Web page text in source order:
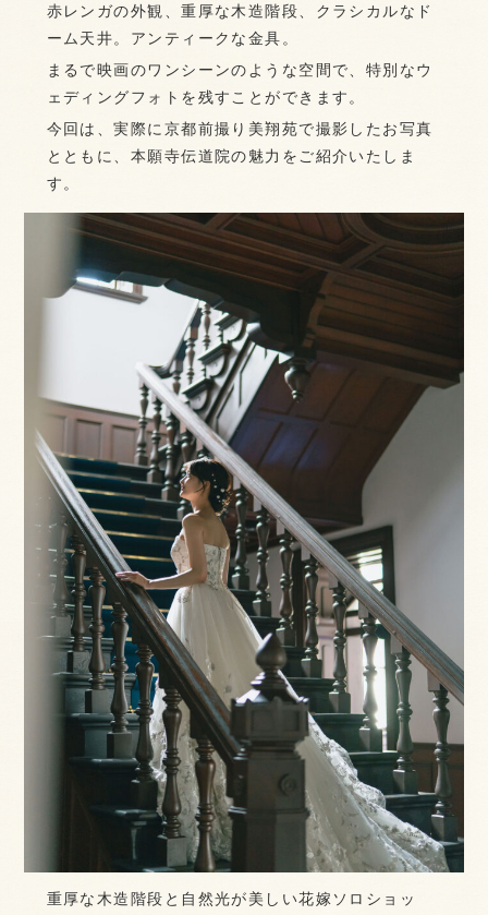
赤レンガの外観、重厚な木造階段、クラシカルなド
ーム天井。アンティークな金具。
まるで映画のワンシーンのような空間で、特別なウ
ェディングフォトを残すことができます。
今回は、実際に京都前撮り美翔苑で撮影したお写真
とともに、本願寺伝道院の魅力をご紹介いたしま
す。
重厚な木造階段と自然光が美しい花嫁ソロショッ